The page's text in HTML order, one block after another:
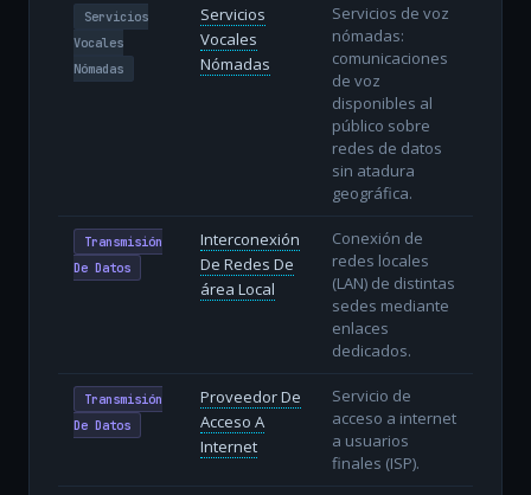
Servicios
Vocales
Nómadas
Servicios
Vocales
Nómadas
Servicios de voz
nómadas:
comunicaciones
de voz
disponibles al
público sobre
redes de datos
sin atadura
geográfica.
Transmisión
De Datos
Interconexión
De Redes De
área Local
Conexión de
redes locales
(LAN) de distintas
sedes mediante
enlaces
dedicados.
Transmisión
De Datos
Proveedor De
Acceso A
Internet
Servicio de
acceso a internet
a usuarios
finales (ISP).